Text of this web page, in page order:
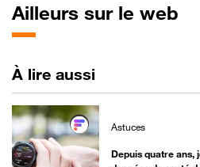
Ailleurs sur le web
À lire aussi
Astuces
Depuis quatre ans,